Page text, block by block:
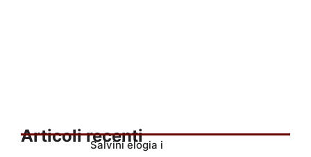
Articoli recenti
Salvini elogia i